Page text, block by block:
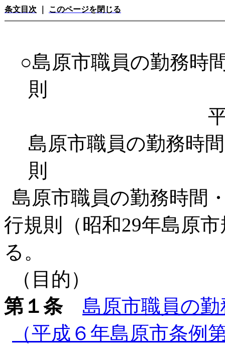
条文目次 このページを閉じる
○島原市職員の勤務時
則
島原市職員の勤務時
則
島原市職員の勤務時間
行規則（昭和29年島原
る。
（目的）
第１条
島原市職員の
（平成６年島原市条例